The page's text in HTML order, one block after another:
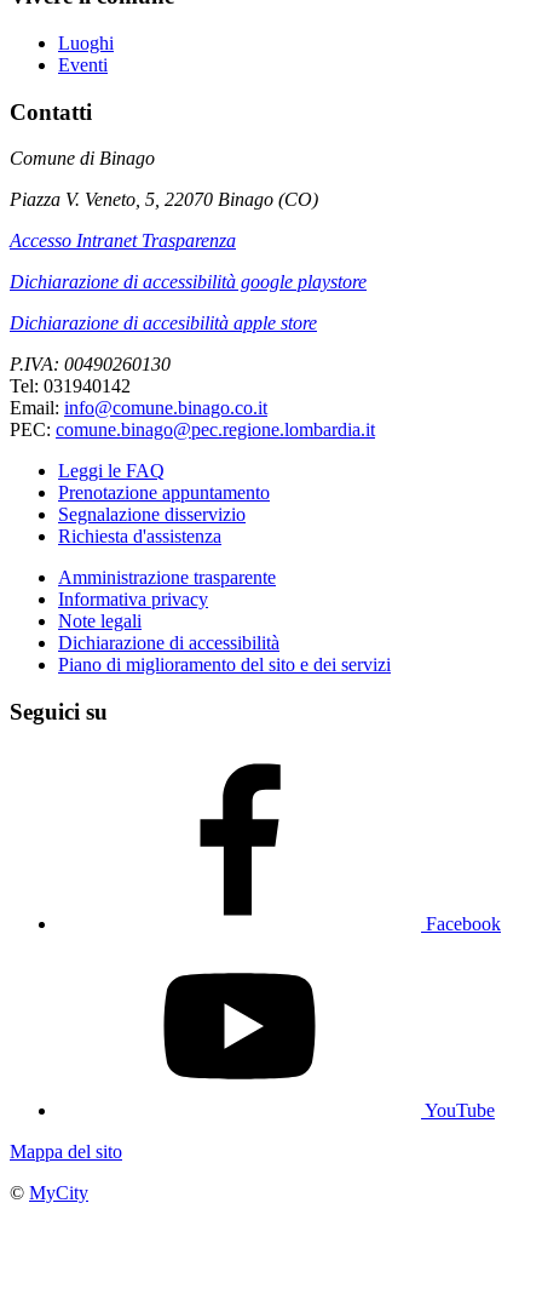
Luoghi
Eventi
Contatti
Comune di Binago
Piazza V. Veneto, 5, 22070 Binago (CO)
Accesso Intranet Trasparenza
Dichiarazione di accessibilità google playstore
Dichiarazione di accesibilità apple store
P.IVA: 00490260130
Tel: 031940142
Email: info@comune.binago.co.it
PEC: comune.binago@pec.regione.lombardia.it
Leggi le FAQ
Prenotazione appuntamento
Segnalazione disservizio
Richiesta d'assistenza
Amministrazione trasparente
Informativa privacy
Note legali
Dichiarazione di accessibilità
Piano di miglioramento del sito e dei servizi
Seguici su
Facebook
YouTube
Mappa del sito
© MyCity